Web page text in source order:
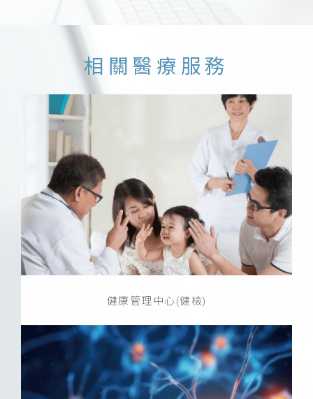
相關醫療服務
健康管理中心(健檢)